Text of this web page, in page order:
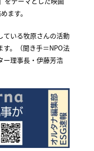
ます。
ている牧原さんの活動
。（聞き手＝NPO法
ー理事長・伊藤芳浩